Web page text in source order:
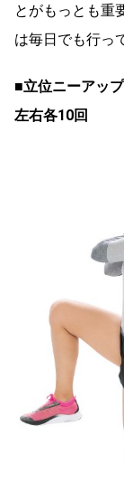
とがもっとも重
は毎日でも行っ
■立位ニーアップ
左右各10回